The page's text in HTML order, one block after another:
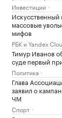
Инвестиции
Искусственный
массовые
мифов
РБК и Yandex
Тимур Иванов
суде первый
Политика
Глава
заявил о
ЧМ
Спорт